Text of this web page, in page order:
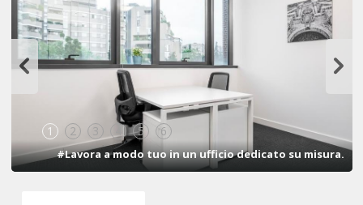
1 2 3 5 6
#Lavora a modo tuo in un ufficio dedicato su misura.